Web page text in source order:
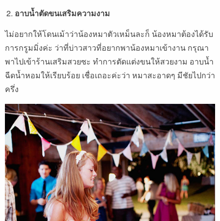
อาบน้ำตัดขนเสริมความงาม
ไม่อยากให้โดนเม้าว่าน้องหมาตัวเหม็นละก็ น้องหมาต้องได้รับ
การกรูมมิ่งค่ะ ว่าที่บ่าวสาวที่อยากพาน้องหมาเข้างาน กรุณา
พาไปเข้าร้านเสริมสวยซะ ทำการตัดแต่งขนให้สวยงาม อาบน้ำ
ฉีดน้ำหอมให้เรียบร้อย เชื่อเถอะค่ะว่า หมาสะอาดๆ มีชัยไปกว่า
ครึ่ง